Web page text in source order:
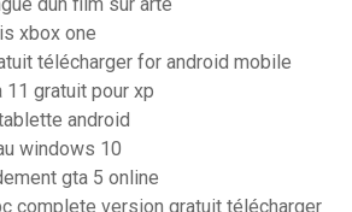
xbox one
télécharger for android mobile
gratuit pour xp
android
windows 10
gta 5 online
complete version gratuit télécharger